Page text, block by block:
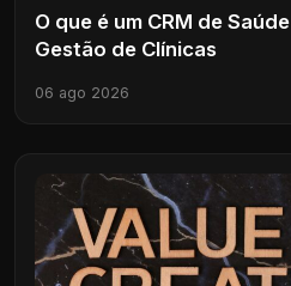
O que é um CRM de
Gestão de Clínicas
06 ago 2026